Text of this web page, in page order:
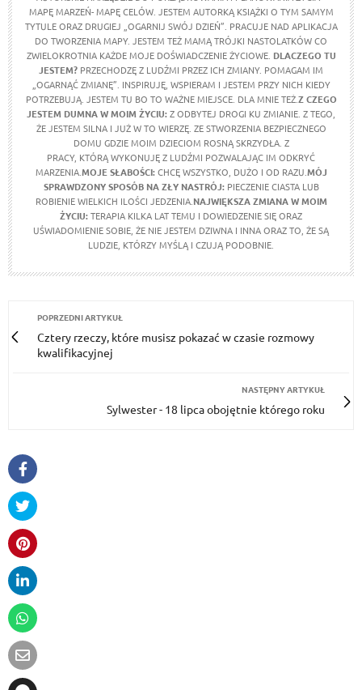
MAPĘ MARZEŃ- MAPĘ CELÓW. JESTEM AUTORKĄ KSIĄŻKI O TYM SAMYM
TYTULE ORAZ DRUGIEJ „OGARNIJ SWÓJ DZIEŃ”. PRACUJE NAD APLIKACJA
DO TWORZENIA MAPY. JESTEM TEŻ MAMĄ TRÓJKI NASTOLATKÓW CO
ZWIELOKROTNIA KAŻDE MOJE DOŚWIADCZENIE ŻYCIOWE. DLACZEGO TU
JESTEM? PRZECHODZĘ Z LUDŹMI PRZEZ ICH ZMIANY. POMAGAM IM
„OGARNĄĆ ZMIANĘ”. INSPIRUJĘ, WSPIERAM I JESTEM PRZY NICH KIEDY
POTRZEBUJĄ. JESTEM TU BO TO WAŻNE MIEJSCE. DLA MNIE TEŻ.Z CZEGO
JESTEM DUMNA W MOIM ŻYCIU:Z ODBYTEJ DROGI KU ZMIANIE. Z TEGO,
ŻE JESTEM SILNA I JUŻ W TO WIERZĘ. ZE STWORZENIA BEZPIECZNEGO
DOMU GDZIE MOIM DZIECIOM ROSNĄ SKRZYDŁA. Z
PRACY, KTÓRĄ WYKONUJĘ Z LUDŹMI POZWALAJĄC IM ODKRYĆ
MARZENIA.MOJE SŁABOŚCI:CHCĘ WSZYSTKO, DUŻO I OD RAZU. MÓJ
SPRAWDZONY SPOSÓB NA ZŁY NASTRÓJ: PIECZENIE CIASTA LUB
ROBIENIE WIELKICH ILOŚCI JEDZENIA. NAJWIĘKSZA ZMIANA W MOIM
ŻYCIU:TERAPIA KILKA LAT TEMU I DOWIEDZENIE SIĘ ORAZ
UŚWIADOMIENIE SOBIE, ŻE NIE JESTEM DZIWNA I INNA ORAZ TO, ŻE SĄ
LUDZIE, KTÓRZY MYŚLĄ I CZUJĄ PODOBNIE.
POPRZEDNI ARTYKUŁ
Cztery rzeczy, które musisz pokazać w czasie rozmowy
kwalifikacyjnej
NASTĘPNY ARTYKUŁ
Sylwester - 18 lipca obojętnie którego roku